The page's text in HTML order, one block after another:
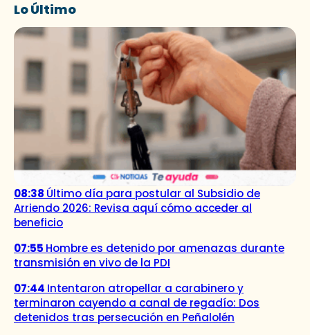
Lo Último
08:38 Último día para postular al Subsidio de
Arriendo 2026: Revisa aquí cómo acceder al
beneficio
07:55 Hombre es detenido por amenazas durante
transmisión en vivo de la PDI
07:44 Intentaron atropellar a carabinero y
terminaron cayendo a canal de regadío: Dos
detenidos tras persecución en Peñalolén